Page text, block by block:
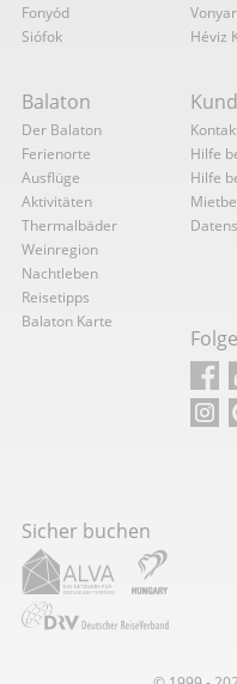
Fonyód
Siófok
Héviz
Balaton
Der Balaton
Ferienorte
Ausflüge
Aktivitäten
Thermalbäder
Weinregion
Nachtleben
Reisetipps
Balaton Karte
Hilfe
Hilfe
Sicher buchen